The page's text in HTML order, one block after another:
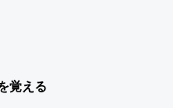
覚える